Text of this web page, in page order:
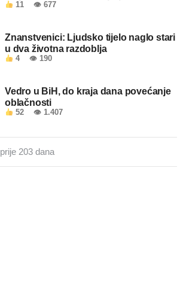
11 👁 677
Znanstvenici: Ljudsko tijelo naglo stari
u dva životna razdoblja
4 👁 190
Vedro u BiH, do kraja dana povećanje
oblačnosti
52 👁 1.407
prije 203 dana